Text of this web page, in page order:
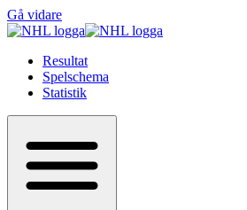
Gå vidare
Resultat
Spelschema
Statistik